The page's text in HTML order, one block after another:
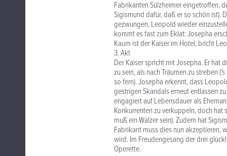
Fabrikanten Sülzheimer eingetroffen,
Sigismund dafür, daß er so schön ist).
gezwungen, Leopold wieder
kommt es fast zum Eklat: Josepha
Kaum ist der Kaiser im Hotel, bricht
3. Akt
Der Kaiser spricht mit Josepha. Er hat
zu sein, als nach Träumen zu streben
so fern). Josepha erkennt, dass
gestrigen Skandals erneut entlassen
engagiert auf Lebensdauer als
Konkurrenten zu verkuppeln, doch
muß ein Walzer sein). Zudem hat
Fabrikant muss dies nun akzeptieren,
wird. Im Freudengesang der drei
Operette.